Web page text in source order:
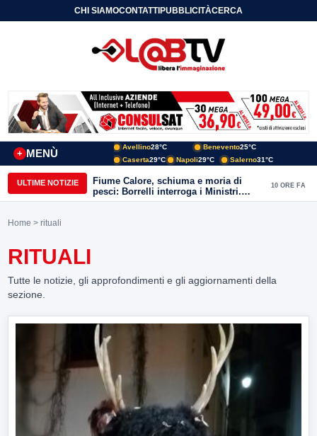
CHI SIAMOCONTATTIPUBBLICITÀCERCA
MENÙ
+
Avellino28°C Benevento25°C
Caserta29°C Napoli29°C Salerno31°C
ULTIME NOTIZIE
Fiume Calore, schiuma e moria di
pesci: Borrelli interroga i Ministri.
“Benevento paga l’assenza del
10 ORE FA
Home > rituali
RITUALI
Tutte le notizie, gli approfondimenti e gli aggiornamenti della
sezione.